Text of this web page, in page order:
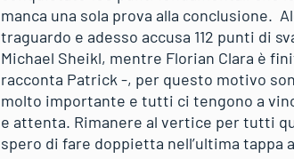
manca una sola prova alla conclusione.
traguardo e adesso accusa 112 punti di
Michael Sheikl, mentre Florian Clara è
racconta Patrick -, per questo motivo
molto importante e tutti ci tengono a
e attenta. Rimanere al vertice per tutti
spero di fare doppietta nell’ultima tappa